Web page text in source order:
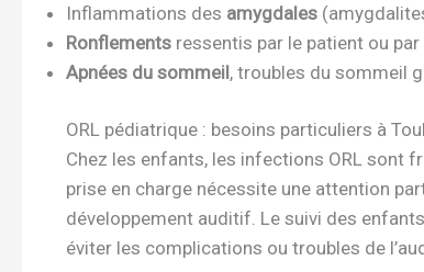
Inflammations des amygdales
Ronflements ressentis par le patient ou
Apnées du sommeil, troubles du sommeil
ORL pédiatrique : besoins particuliers à
Chez les enfants, les infections ORL sont
prise en charge nécessite une attention
développement auditif. Le suivi des
éviter les complications ou troubles de